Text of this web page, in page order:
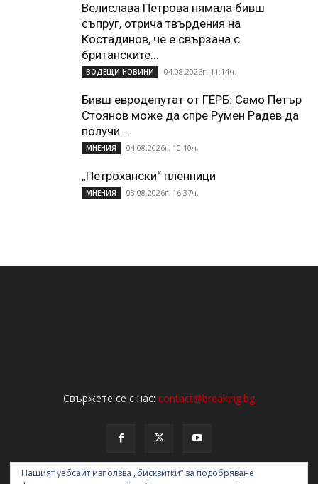
Велислава Петрова нямала бивш
съпруг, отрича твърдения на
Костадинов, че е свързана с
британските...
ВОДЕЩИ НОВИНИ 04.08.2026г. 11:14ч.
Бивш евродепутат от ГЕРБ: Само Петър
Стоянов може да спре Румен Радев да
получи...
МНЕНИЯ 04.08.2026г. 10:10ч.
„Петрохански“ пленници
МНЕНИЯ 03.08.2026г. 16:37ч.
Свържете се с нас: contact@breaking.bg
Нашият уебсайт използва „бисквитки“ за подобряване